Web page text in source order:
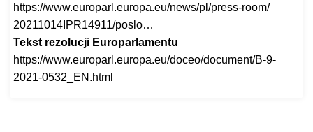
https://www.europarl.europa.eu/news/pl/press-room/
20211014IPR14911/poslo…
Tekst rezolucji Europarlamentu
https://www.europarl.europa.eu/doceo/document/B-9-
2021-0532_EN.html